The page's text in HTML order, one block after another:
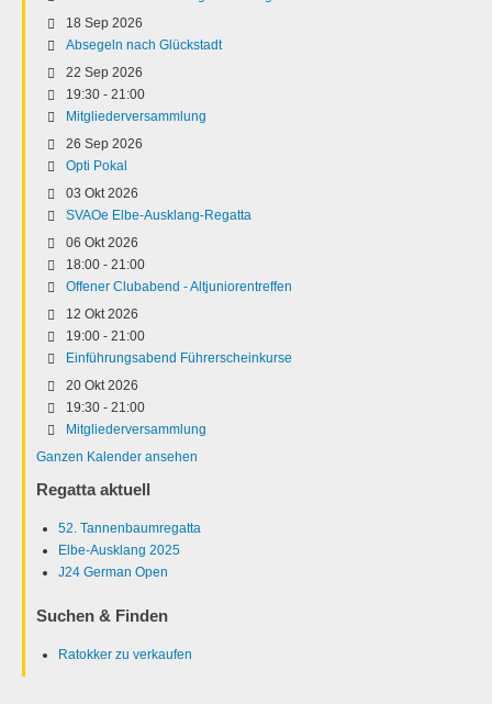
18 Sep 2026
Absegeln nach Glückstadt
22 Sep 2026
19:30 - 21:00
Mitgliederversammlung
26 Sep 2026
Opti Pokal
03 Okt 2026
SVAOe Elbe-Ausklang-Regatta
06 Okt 2026
18:00 - 21:00
Offener Clubabend - Altjuniorentreffen
12 Okt 2026
19:00 - 21:00
Einführungsabend Führerscheinkurse
20 Okt 2026
19:30 - 21:00
Mitgliederversammlung
Ganzen Kalender ansehen
Regatta aktuell
52. Tannenbaumregatta
Elbe-Ausklang 2025
J24 German Open
Suchen & Finden
Ratokker zu verkaufen